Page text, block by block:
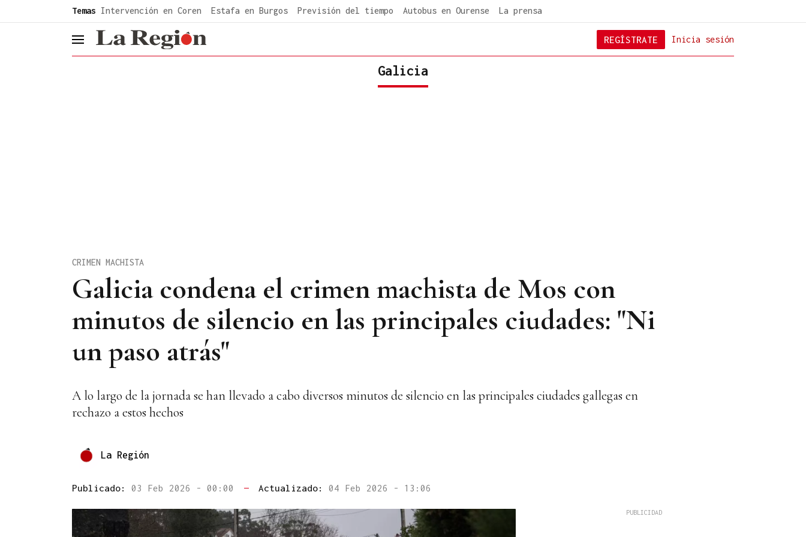
Temas Intervención en Coren Estafa en Burgos Previsión del tiempo Autobus en Ourense La prensa
header.menu.open Inicia sesión
REGÍSTRATE
Galicia
Galicia condena el crimen machista de Mos con
minutos de silencio en las principales ciudades: "Ni
un paso atrás"
CRIMEN MACHISTA
A lo largo de la jornada se han llevado a cabo diversos minutos de silencio en las principales ciudades gallegas en
rechazo a estos hechos
La Región
Publicado: 03 Feb 2026 - 00:00 — Actualizado: 04 Feb 2026 - 13:06